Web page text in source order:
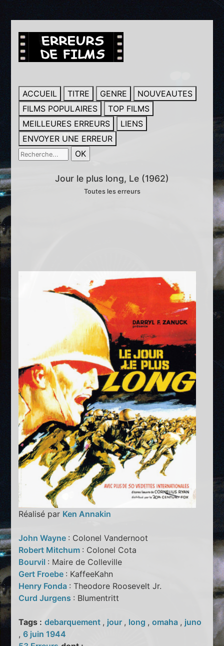
ACCUEIL TITRE GENRE
NOUVEAUTES
FILMS POPULAIRES
TOP FILMS
MEILLEURES ERREURS
LIENS
ENVOYER UNE ERREUR
Jour le plus long, Le (1962)
Toutes les erreurs
Réalisé par Ken Annakin
John Wayne : Colonel Vandernoot
Robert Mitchum : Colonel Cota
Bourvil : Maire de Colleville
Gert Froebe : KaffeeKahn
Henry Fonda : Theodore Roosevelt Jr.
Curd Jurgens : Blumentritt
Tags : debarquement , jour , long ,omaha , juno
,6 juin 1944